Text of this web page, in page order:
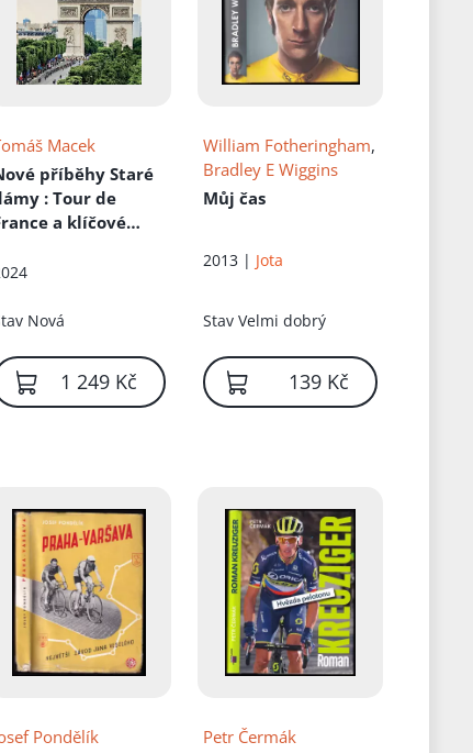
Macek
příběhy Staré
: Tour de
a klíčové
závodů
España 2014-2023
Nová
1 249 Kč
William Fotheringham,
Bradley E Wiggins
Můj čas
2013 | Jota
StavVelmi dobrý
139 Kč
Pondělík
Petr Čermák